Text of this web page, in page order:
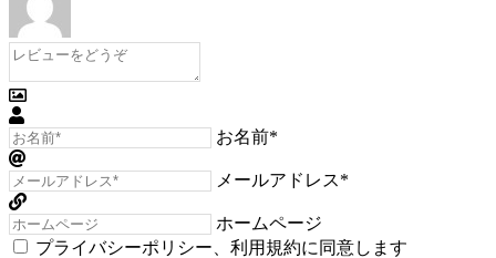
お名前*
メールアドレス*
ホームページ
プライバシーポリシー
利用規約に同意します